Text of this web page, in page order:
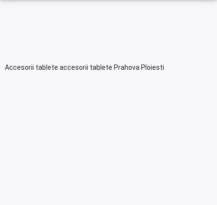
Accesorii tablete accesorii tablete Prahova Ploiesti